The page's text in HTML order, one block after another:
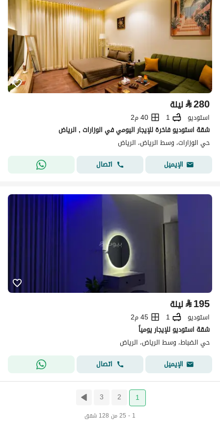
⃁280 ليلة
استوديو 1
40 م2
شقة استوديو فاخرة للإيجار اليومي في الوزارات , الرياض
حي الوزارات، وسط الرياض، الرياض
الإيميل
اتصال
⃁195 ليلة
استوديو 1
45 م2
شقة استوديو للإيجار يومياً
حي الضباط، وسط الرياض، الرياض
الإيميل
اتصال
1
2
3
1 - 25 من 128 شقق